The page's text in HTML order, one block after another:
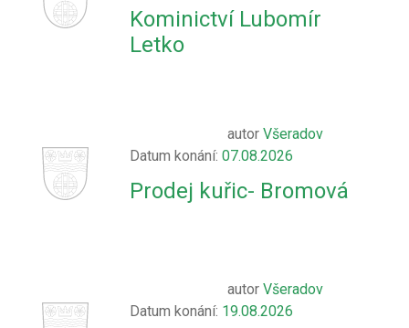
Kominictví Lubomír
Letko
autor Všeradov
Datum konání: 07.08.2026
Prodej kuřic- Bromová
autor Všeradov
Datum konání: 19.08.2026